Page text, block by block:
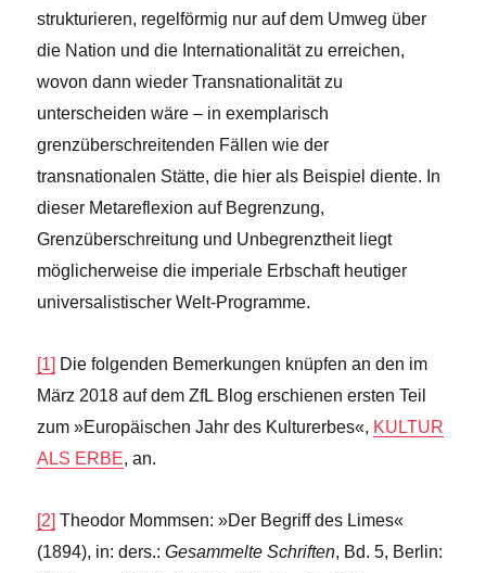
strukturieren, regelförmig nur auf dem Umweg über
die Nation und die Internationalität zu erreichen,
wovon dann wieder Transnationalität zu
unterscheiden wäre – in exemplarisch
grenzüberschreitenden Fällen wie der
transnationalen Stätte, die hier als Beispiel diente. In
dieser Metareflexion auf Begrenzung,
Grenzüberschreitung und Unbegrenztheit liegt
möglicherweise die imperiale Erbschaft heutiger
universalistischer Welt-Programme.
[1] Die folgenden Bemerkungen knüpfen an den im
März 2018 auf dem ZfL Blog erschienen ersten Teil
zum »Europäischen Jahr des Kulturerbes«, KULTUR
ALS ERBE, an.
[2] Theodor Mommsen: »Der Begriff des Limes«
(1894), in: ders.:Gesammelte Schriften, Bd. 5, Berlin: